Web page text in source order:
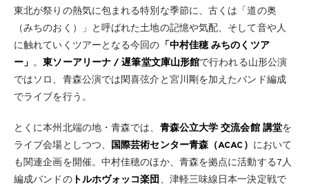
東北が祭りの熱気に包まれる特別な季節に、古くは「道の奥
（みちのおく）」と呼ばれた土地の記憶や気配、そして音や人
に触れていくツアーとなる今回の 「中村佳穂 みちのくツア
ー」 。東ソーアリーナ / 遅筆堂文庫山形館で行われる山形公演
ではソロ、青森公演では閑喜弦介と宮川剛を加えたバンド編成
でライブを行う。
とくに本州北端の地・青森では、 青森公立大学 交流会館 講堂を
ライブ会場としつつ、
国際芸術センター青森（ACAC） において
も関連企画を開催。中村佳穂のほか、青森を拠点に活動する7人
編成バンドのトルホヴォッコ楽団 、津軽三味線日本一決定戦で